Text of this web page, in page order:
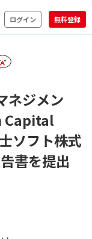
ログイン 無料登録
ネジメン
Capital
ソフト株式
書を提出